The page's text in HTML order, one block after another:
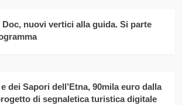
nuovi vertici alla guida. Si parte
dei Sapori dell’Etna, 90mila euro dalla
di segnaletica turistica digitale